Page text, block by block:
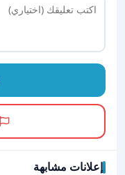
إعلانات مشابهة